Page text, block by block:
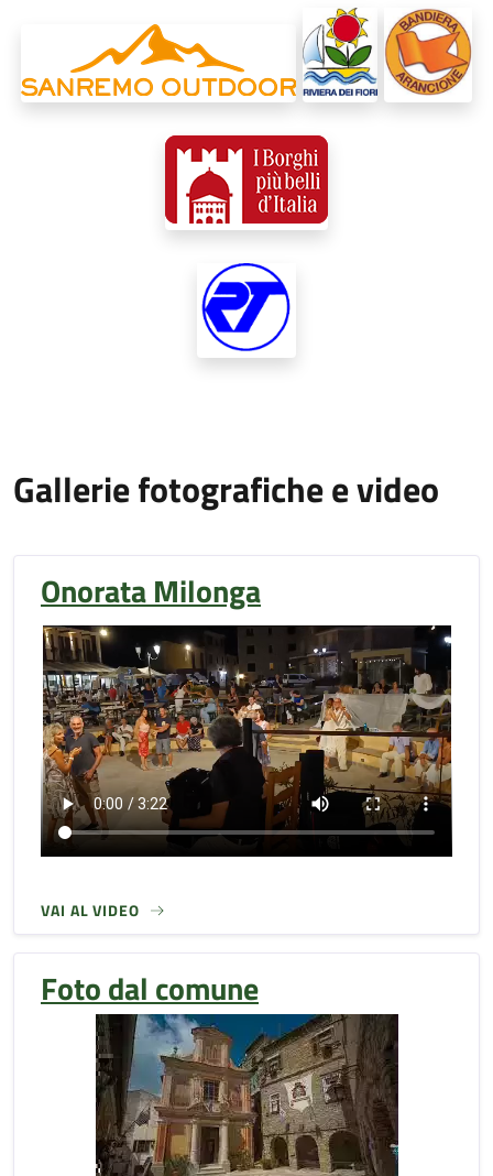
Gallerie fotografiche e video
Onorata Milonga
VAI AL VIDEO
Foto dal comune